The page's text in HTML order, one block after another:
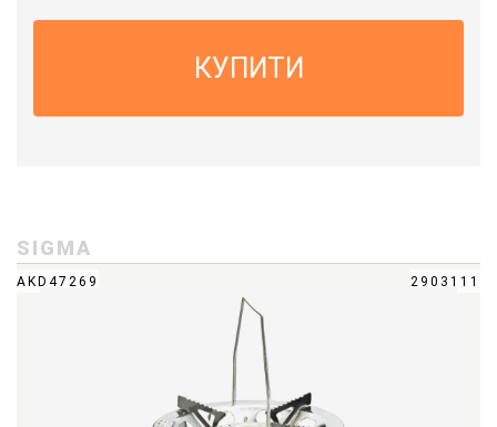
КУПИТИ
SIGMA
AKD47269 2903111